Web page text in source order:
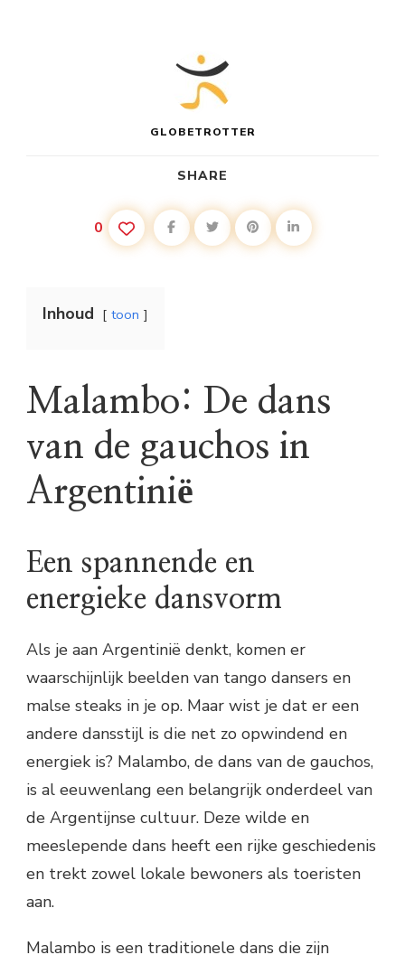
GLOBETROTTER
SHARE
0
Inhoud toon
Malambo: De dans
van de gauchos in
Argentinië
Een spannende en
energieke dansvorm
Als je aan Argentinië denkt, komen er
waarschijnlijk beelden van tango dansers en
malse steaks in je op. Maar wist je dat er een
andere dansstijl is die net zo opwindend en
energiek is? Malambo, de dans van de gauchos,
is al eeuwenlang een belangrijk onderdeel van
de Argentijnse cultuur. Deze wilde en
meeslepende dans heeft een rijke geschiedenis
en trekt zowel lokale bewoners als toeristen
aan.
Malambo is een traditionele dans die zijn